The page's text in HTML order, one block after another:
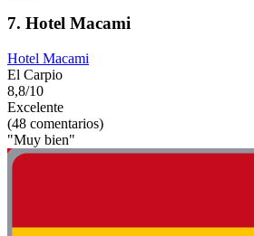
7. Hotel Macami
Hotel Macami
El Carpio
8,8/10
Excelente
(48 comentarios)
"Muy bien"